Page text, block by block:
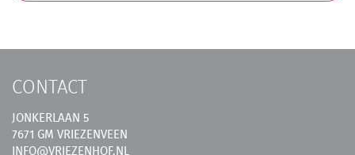
CONTACT
JONKERLAAN 5
7671 GM VRIEZENVEEN
INFO@VRIEZENHOF.NL